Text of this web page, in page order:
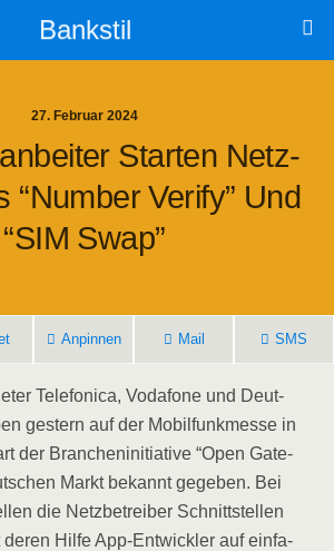
Bankstil
27. Februar 2024
Star­ten Netz­
“Num­ber Veri­fy” Und
“SIM Swap”
Anpin­nen Mail SMS
Tele­fo­ni­ca, Voda­fone und Deut­
ges­tern auf der Mobil­funk­mes­se in
der Bran­chen­in­itia­ti­ve “Open Gate­
Markt bekannt gege­ben. Bei
die Netz­be­trei­ber Schnitt­stel­len
deren Hil­fe App-Ent­wick­ler auf ein­fa­